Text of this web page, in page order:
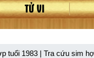
TỬ VI
tuổi 1983 | Tra cứu sim